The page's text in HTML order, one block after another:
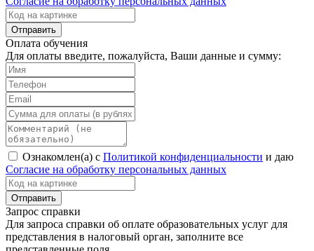
Оплата обучения
Для оплаты введите, пожалуйста, Ваши данные и сумму:
Ознакомлен(а) с Политикой конфиденциальности и даю
Согласие на обработку персональных данных
Запрос справки
Для запроса справки об оплате образовательных услуг для
представления в налоговый орган, заполните все